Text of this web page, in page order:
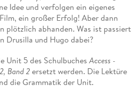
Idee und verfolgen ein eigenes
ein großer Erfolg! Aber dann
plötzlich abhanden. Was ist passiert
Drusilla und Hugo dabei?
Unit 5 des SchulbuchesAccess -
Band 2ersetzt werden. Die Lektüre
die Grammatik der Unit.